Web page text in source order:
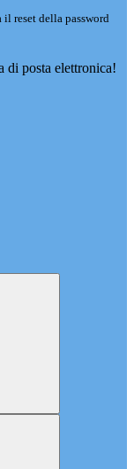
reset della password
di posta elettronica!